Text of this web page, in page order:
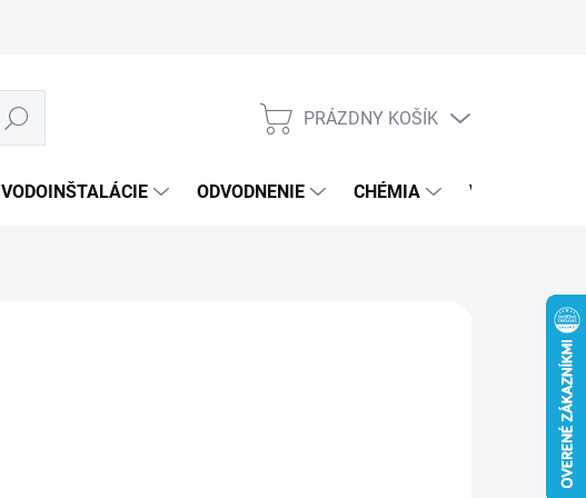
Hľadať
NÁKUPNÝ
PRÁZDNY KOŠÍK
VODOINŠTALÁCIE ODVODNENIE CHÉMIA VEREJNÝ